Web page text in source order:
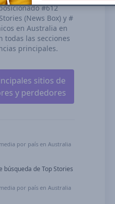
#612
(News Box) y #
en Australia en
todas las secciones
principales.
sitios de
y perdedores
por país en Australia
búsqueda de Top Stories
por país en Australia